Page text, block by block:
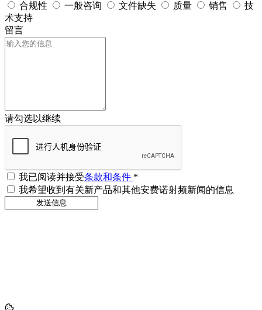
合规性
一般咨询 文件缺失 质量 销售
技
术支持
留言
请勾选以继续
我已阅读并接受条款和条件 *
我希望收到有关新产品和其他安费诺射频新闻的信息